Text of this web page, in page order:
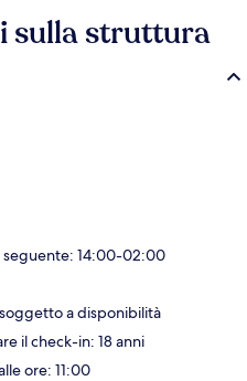
sulla struttura
seguente: 14:00-02:00
a disponibilità
il check-in: 18 anni
ore: 11:00